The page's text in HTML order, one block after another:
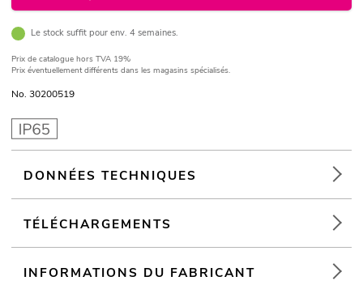
Le stock suffit pour env. 4 semaines.
Prix de catalogue hors TVA 19%
Prix éventuellement différents dans les magasins spécialisés.
No. 30200519
DONNÉES TECHNIQUES
TÉLÉCHARGEMENTS
INFORMATIONS DU FABRICANT